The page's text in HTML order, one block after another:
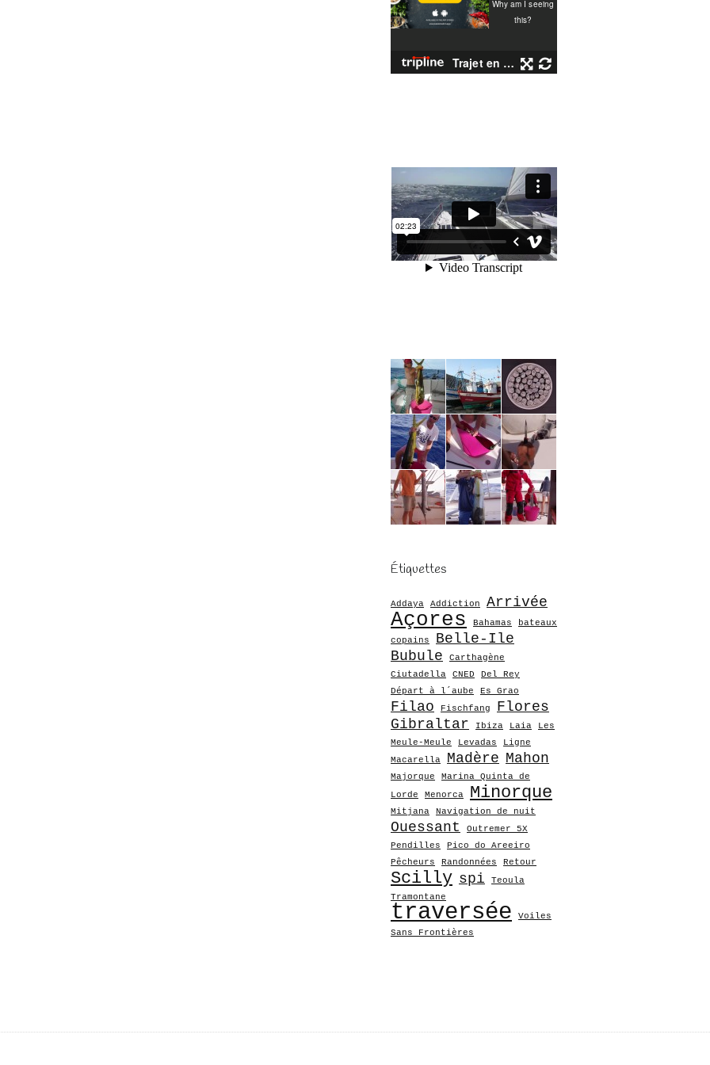
Étiquettes
Addaya Addiction Arrivée
Açores Bahamas
bateaux
copains
Belle-Ile
Bubule
Carthagène
Ciutadella
CNED
Del Rey
Départ à l´aube
Es Grao
Filao Fischfang
Flores
Gibraltar
Ibiza Laia
Les
Meule-Meule
Levadas
Ligne
Macarella
Madère Mahon
Majorque
Marina Quinta de
Lorde
Menorca Minorque
Mitjana Navigation de nuit
Ouessant
Outremer 5X
Pendilles
Pico do Areeiro
Pêcheurs
Randonnées Retour
Scilly spi
Teoula
Tramontane
traversée
Voiles
Sans Frontières